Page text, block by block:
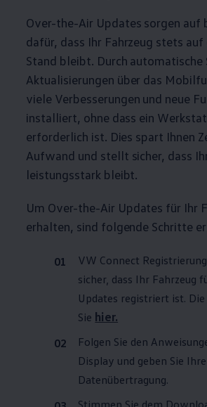
Over-the-Air Updates sorgen auf
dafür, dass Ihr Fahrzeug stets auf
Stand bleibt. Durch
Aktualisierungen über das
viele Verbesserungen und neue
installiert, ohne dass ein
erforderlich ist. Dies spart Ihnen
Aufwand und stellt sicher, dass
leistungsstark bleibt.
Um Over-the-Air Updates für Ihr
erhalten, sind folgende Schritte
VW Connect
sicher, dass Ihr Fahrzeug
Updates registriert ist.
Sie hier.
Folgen Sie den
Display und geben Sie
Datenübertragung.
Stimmen Sie dem